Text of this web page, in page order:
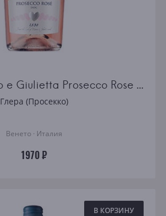
I Castelli Romeo e Giulietta Prosecco Rose DOC
Глера (Просекко)
Венето · Италия
1970 ₽
В КОРЗИНУ